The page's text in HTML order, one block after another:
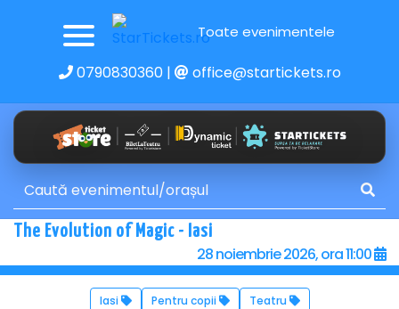
Toate evenimentele
0790830360| office@startickets.ro
The Evolution of Magic - Iasi
28 noiembrie 2026, ora 11:00
Iasi Pentru copii Teatru